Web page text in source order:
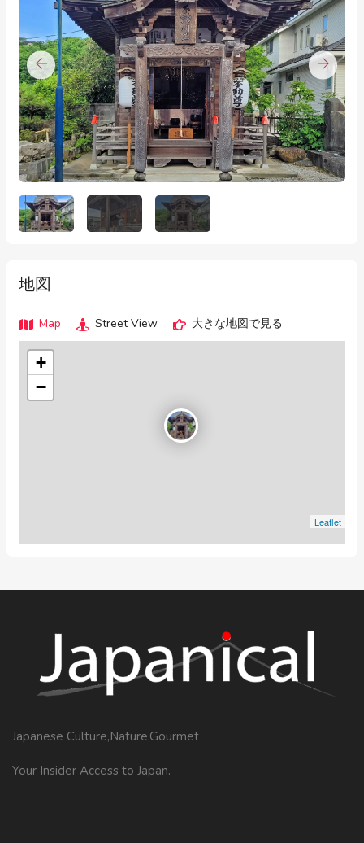
地図
Map Street View 大きな地図で見る
+
−
Leaflet
Japanese Culture,Nature,Gourmet
Your Insider Access to Japan.